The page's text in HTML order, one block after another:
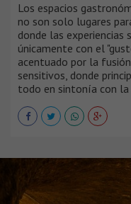
Los espacios
no son solo lugares
donde las experiencias
únicamente con el
acentuado por la
sensitivos, donde
todo en sintonía con